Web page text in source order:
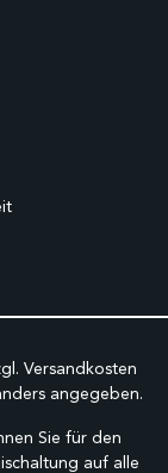
Versandkosten
angegeben.
Sie für den
auf alle